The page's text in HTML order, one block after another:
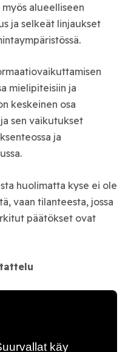
alueelliseen
ja selkeät linjaukset
mielipiteisiin ja
keskeinen osa
sen vaikutukset
ja
huolimatta kyse ei ole
vaan tilanteesta, jossa
päätökset ovat